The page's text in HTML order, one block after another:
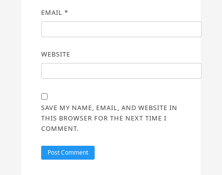
EMAIL *
WEBSITE
SAVE MY NAME, EMAIL, AND WEBSITE IN
THIS BROWSER FOR THE NEXT TIME I
COMMENT.